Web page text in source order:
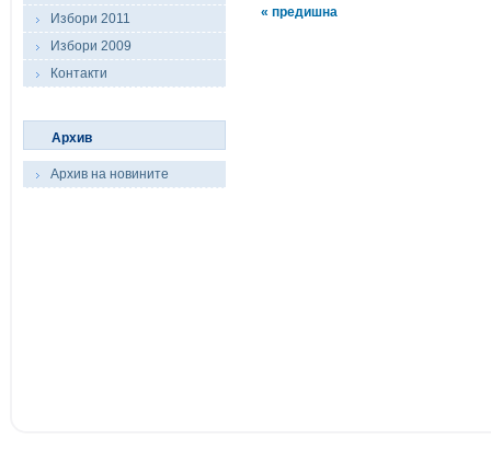
Избори 2011
Избори 2009
Контакти
Архив
Архив на новините
« предишна